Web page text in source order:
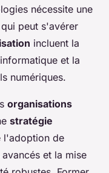
nécessite une
peut s'avérer
incluent la
et la
numériques.
organisations
stratégie
l'adoption de
et la mise